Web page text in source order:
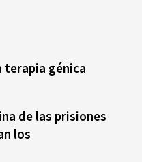
terapia génica
de las prisiones
los